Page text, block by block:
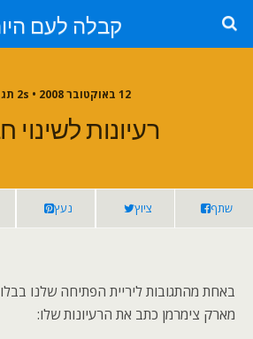
קבלה לעם
12 באוקטובר 2008 • 2s תגובות
רעיונות לשינוי
שתף ציוץ נעץ
באחת מהתגובות ליריית הפתיחה שלנו
מארק צימרמן כתב את הרעיונות שלו: